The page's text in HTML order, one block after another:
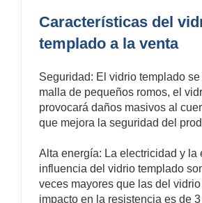
Características del
templado a la venta
Seguridad: El vidrio templado
malla de pequeños romos, el
provocará daños masivos al
que mejora la seguridad del
Alta energía: La electricidad y la
influencia del vidrio templado
veces mayores que las del vidrio
impacto en la resistencia es de